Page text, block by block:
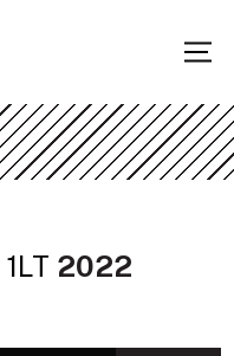
1LT 2022